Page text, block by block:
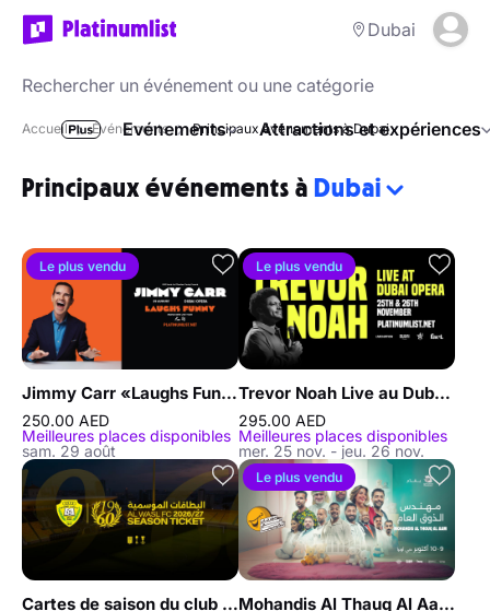
Dubai
Evénements Attractions et expériences
Accueil Événements Principaux événements à Dubai
Principaux événements à Dubai
Le plus vendu
Jimmy Carr «Laughs Funny» en live au Dubai Opera
250.00 AED
Meilleures places disponibles
sam. 29 août
Le plus vendu
Trevor Noah Live au Dubai Opera
295.00 AED
Meilleures places disponibles
mer. 25 nov. - jeu. 26 nov.
Cartes de saison du club sportif Al Wasl (saison 2026/2027)
Le plus vendu
Mohandis Al Thauq Al Aam au festival du Comedy Dubai